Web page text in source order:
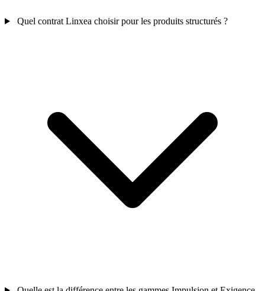
Quel contrat Linxea choisir pour les produits structurés ?